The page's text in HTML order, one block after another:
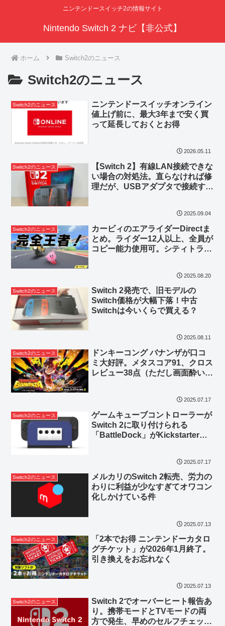
ニンテンドースイッチ2の情報サイト
Nintendo Switch 2 ナビ【非公式】
ホーム Switch2のニュース
Switch2のニュース
Switch2のニュース
ニンテンドースイッチオンライン
値上げ前に、最大3年まで安く買
って延長しておくとお得
2026.05.11
Switch2のニュース
【Switch 2】有線LAN接続できな
い場合の対処法。直らなければ修
理だが、USBアダプタで接続する
2025.09.04
Switch2のニュース
カービィのエアライダーDirectま
とめ。ライダー12人以上、全員が
コピー能力使用可。シティトライ
2025.08.20
Switch2のニュース
Switch 2発売で、旧モデルの
Switch価格が大幅下落！中古
Switchは今いくらで買える？
2025.08.11
Switch2のニュース
ドンキーコング バナンザが口コ
ミ大好評。メタスコア91、クロス
レビュー38点（ただし画面酔いに
2025.07.17
Switch2のニュース
ゲームキューブコントローラーが
Switch 2に取り付けられる
「BattleDock」がKickstarterに
2025.07.17
Switch2のニュース
メルカリのSwitch 2転売、労力の
わりに利益が少なすぎてオワコン
化しかけている件
2025.07.13
Switch2のニュース
「2本でお得 ニンテンドーカタロ
グチケット」が2026年1月終了。
引き換えをお忘れなく
2025.07.13
Switch2のニュース
Switch 2でオーバーヒート報告あ
り。携帯モードとTVモードの両
方で発生、早めのセルフチェッ